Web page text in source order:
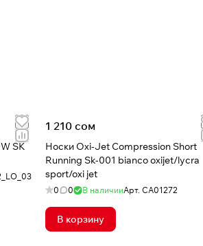
SK
1 210 сом
Носки Oxi-Jet Compression Short
Running Sk-001 bianco oxijet/lycra
sport/oxi jet
0 0 В наличииАрт. CA01272
В корзину